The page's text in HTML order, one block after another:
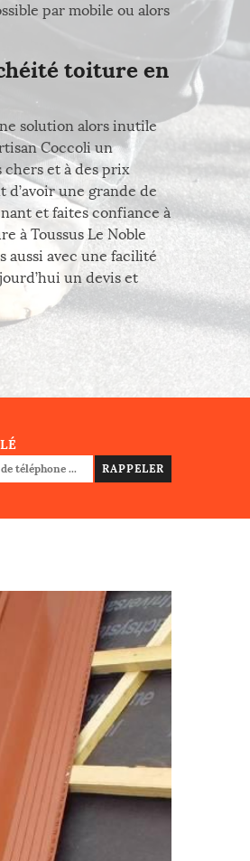
par mobile ou alors
toiture en
solution alors inutile
Coccoli un
et à des prix
une grande de
et faites confiance à
à Toussus Le Noble
aussi avec une facilité
un devis et